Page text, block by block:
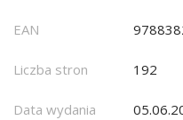
EAN
Liczba stron 192
Data wydania